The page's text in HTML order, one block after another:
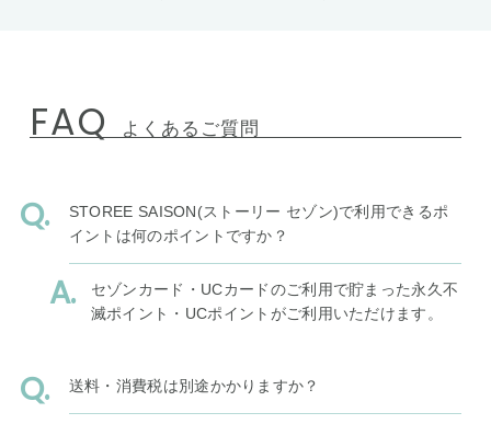
FAQ よくあるご質問
STOREE SAISON(ストーリー セゾン)で利用できるポ
イントは何のポイントですか？
セゾンカード・UCカードのご利用で貯まった永久不
滅ポイント・UCポイントがご利用いただけます。
送料・消費税は別途かかりますか？